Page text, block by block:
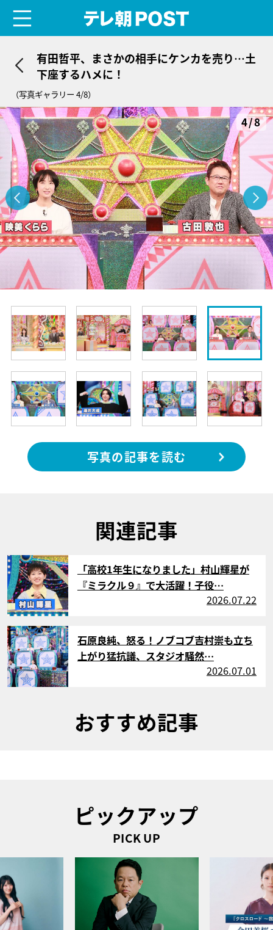
有田哲平、まさかの相手にケンカを売り…土
下座するハメに！
（写真ギャラリー 4/8）
4/8
写真の記事を読む
関連記事
サムネイル
「高校1年生になりました」村山輝星が
『ミラクル９』で大活躍！子役…
2026.07.22
サムネイル
石原良純、怒る！ノブコブ吉村崇も立ち
上がり猛抗議、スタジオ騒然…
2026.07.01
おすすめ記事
ピックアップ
PICK UP